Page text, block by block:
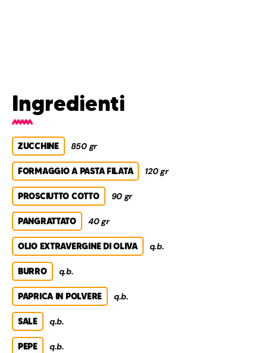
Ingredienti
ZUCCHINE 850 gr
FORMAGGIO A PASTA FILATA 120 gr
PROSCIUTTO COTTO 90 gr
PANGRATTATO 40 gr
OLIO EXTRAVERGINE DI OLIVA q.b.
BURRO q.b.
PAPRICA IN POLVERE q.b.
SALE q.b.
PEPE q.b.